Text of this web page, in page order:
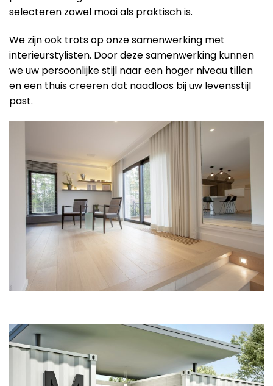
selecteren zowel mooi als praktisch is.
We zijn ook trots op onze samenwerking met
interieurstylisten. Door deze samenwerking kunnen
we uw persoonlijke stijl naar een hoger niveau tillen
en een thuis creëren dat naadloos bij uw levensstijl
past.